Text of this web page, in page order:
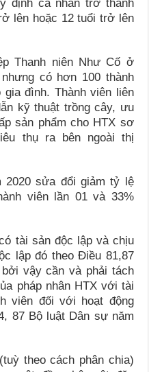
định cá nhân trở thành
lên hoặc 12 tuổi trở lên
Thanh niên Như Cố ở
có hơn 100 thành
đình. Thành viên liên
kỹ thuật trồng cây, ưu
sản phẩm cho HTX sơ
thụ ra bên ngoài thị
2020 sửa đổi giảm tỷ lệ
viên lần 01 và 33%
tài sản độc lập và chịu
lập đó theo Điều 81,87
vậy cần và phải tách
pháp nhân HTX với tài
viên đối với hoạt động
87 Bộ luật Dân sự năm
theo cách phân chia)